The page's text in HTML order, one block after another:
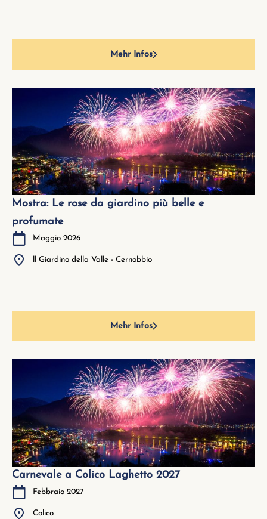
Mehr Infos
Mostra: Le rose da giardino più belle e
profumate
Maggio 2026
ll Giardino della Valle - Cernobbio
Mehr Infos
Carnevale a Colico Laghetto 2027
Febbraio 2027
Colico